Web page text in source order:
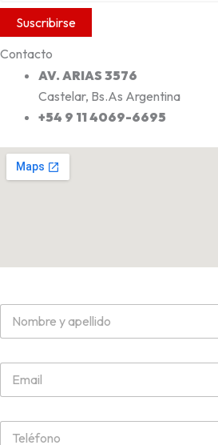
Contacto
AV. ARIAS 3576
Castelar, Bs.As Argentina
+54 9 11 4069-6695